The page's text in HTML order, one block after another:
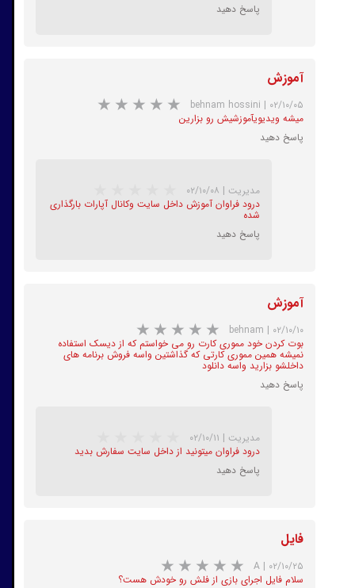
★
★★★ ★★
★ ★★★★
پاسخ دهید
آموزش
behnam hossini | ۰۲/۱۰/۰۵
میشه ویدیویآموزشیش رو بزارین
پاسخ دهید
مدیریت | ۰۲/۱۰/۰۸
درود فراوان آموزش داخل سایت وکانال آپارات بارگذاری
شده
پاسخ دهید
آموزش
behnam | ۰۲/۱۰/۱۰
بوت کردن خود مموری کارت رو می خواستم که از دیسک استفاده
نمیشه همین مموری کارتی که گذاشتین واسه فروش برنامه های
داخلشو بزارید واسه دانلود
پاسخ دهید
مدیریت | ۰۲/۱۰/۱۱
درود فراوان میتونید از داخل سایت سفارش بدید
پاسخ دهید
فایل
A | ۰۲/۱۰/۲۵
سلام فایل اجرای بازی از فلش رو خودش هست؟